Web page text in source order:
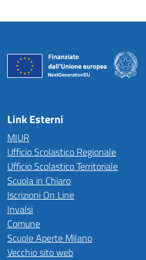
Link Esterni
MIUR
Ufficio Scolastico Regionale
Ufficio Scolastico Territoriale
Scuola in Chiaro
Iscrizioni On Line
Invalsi
Comune
Scuole Aperte Milano
Vecchio sito web